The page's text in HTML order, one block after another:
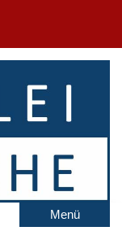
Menü